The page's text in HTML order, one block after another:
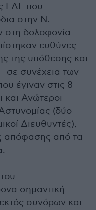
ΕΔΕ που
στην Ν.
στη δολοφονία
ευθύνες
της υπόθεσης και
-σε συνέχεια των
έγιναν στις 8
Ανώτεροι
(δύο
Διευθυντές),
απόφασης από τα
σημαντική
συνόρων και